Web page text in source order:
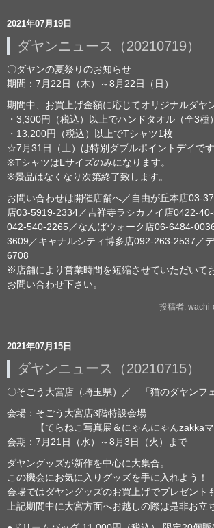
2021年07月19日
ダヤンニュース（20210719）
〇ダヤンの夏祭りのお知らせ
期間：7月22日（木）～8月22日（日）
期間中、お買上げ金額に応じてオリジナルダヤ
・3,300円（税込）以上でハンドタオル（全3種
・13,200円（税込）以上でTシャツ1枚
☆7月31日（土）は特別ダブルポイントデイで
※TシャツはLサイズのみになります。
※景品はなくなり次第終了致します。
お問い合わせは開催店舗へ／自由が丘本店03-
店03-5919-2334／吉祥寺ラシカノイ店0422-
042-540-2265／なんばウォーク店06-6484-
3609／キャナルシティ博多店092-263-2537／
6708
※店舗により営業時間を短縮させていただいて
お問い合わせ下さい。
投稿者:
2021年07月15日
ダヤンニュース（20210715）
〇そごう大宮店（埼玉県）／ 「猫のダヤンフ
会場：そごう大宮店3階特設会場
【てらねこ写真展＆にゃんにゃんzakkaマ
会期：7月21日（水）～8月3日（火）まで
ダヤングッズが新作を中心に大集合。
この機会にお気に入りグッズを手に入れよう！
会場ではダヤングッズのお買上げでプレゼント
上記期間中に大宮方面へお越しの際は是非お立